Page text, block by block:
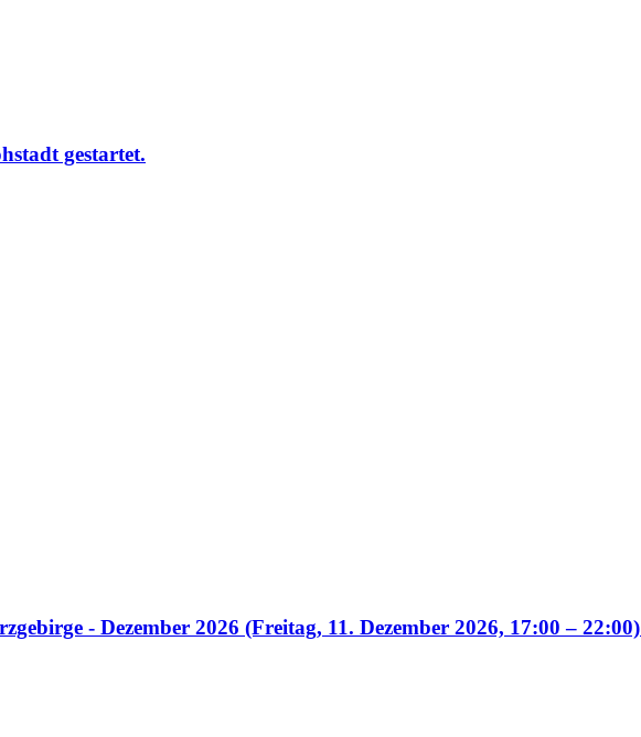
gestartet.
- Dezember 2026 (Freitag, 11. Dezember 2026, 17:00 – 22:00)